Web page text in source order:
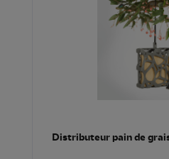
Distributeur pain de